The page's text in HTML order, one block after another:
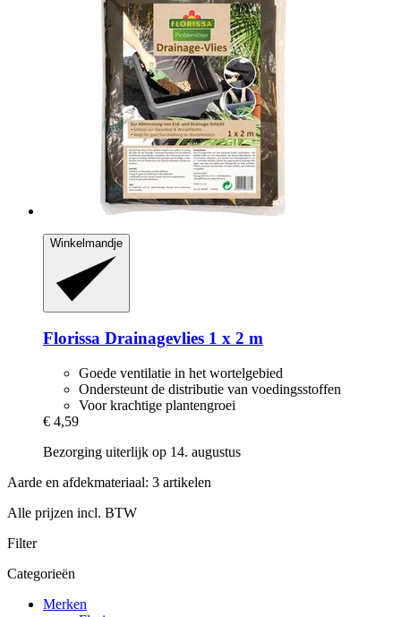
Winkelmandje
Florissa Drainagevlies 1 x 2 m
Goede ventilatie in het wortelgebied
Ondersteunt de distributie van voedingsstoffen
Voor krachtige plantengroei
€ 4,59
Bezorging uiterlijk op 14. augustus
Aarde en afdekmateriaal: 3 artikelen
Alle prijzen incl. BTW
Filter
Categorieën
Merken